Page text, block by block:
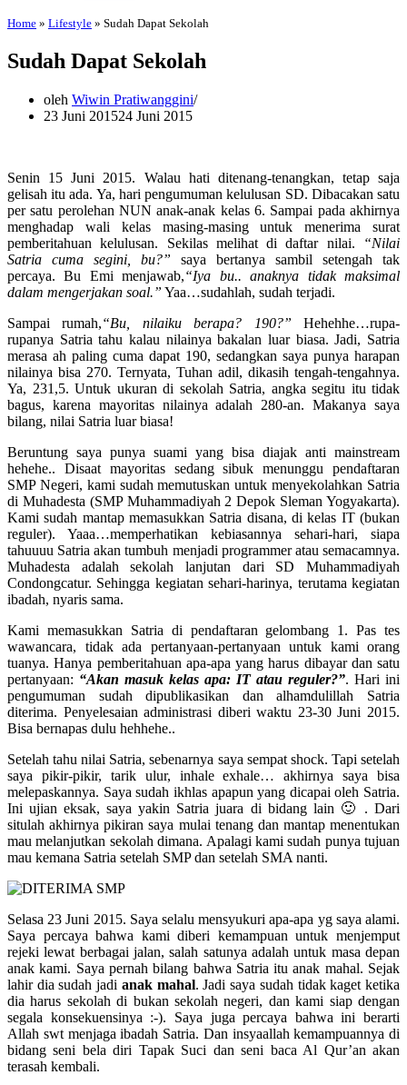
Home » Lifestyle » Sudah Dapat Sekolah
Sudah Dapat Sekolah
oleh Wiwin Pratiwanggini
23 Juni 201524 Juni 2015
Senin 15 Juni 2015. Walau hati ditenang-tenangkan, tetap saja
gelisah itu ada. Ya, hari pengumuman kelulusan SD. Dibacakan satu
per satu perolehan NUN anak-anak kelas 6. Sampai pada akhirnya
menghadap wali kelas masing-masing untuk menerima surat
pemberitahuan kelulusan. Sekilas melihat di daftar nilai.
“Nilai
Satria cuma segini, bu?” saya bertanya sambil setengah tak
percaya. Bu Emi menjawab,“Iya bu.. anaknya tidak maksimal
dalam mengerjakan soal.” Yaa…sudahlah, sudah terjadi.
Sampai rumah,“Bu, nilaiku berapa? 190?” Hehehhe…rupa-
rupanya Satria tahu kalau nilainya bakalan luar biasa. Jadi, Satria
merasa ah paling cuma dapat 190, sedangkan saya punya harapan
nilainya bisa 270. Ternyata, Tuhan adil, dikasih tengah-tengahnya.
Ya, 231,5. Untuk ukuran di sekolah Satria, angka segitu itu tidak
bagus, karena mayoritas nilainya adalah 280-an. Makanya saya
bilang, nilai Satria luar biasa!
Beruntung saya punya suami yang bisa diajak anti mainstream
hehehe.. Disaat mayoritas sedang sibuk menunggu pendaftaran
SMP Negeri, kami sudah memutuskan untuk menyekolahkan Satria
di Muhadesta (SMP Muhammadiyah 2 Depok Sleman Yogyakarta).
Kami sudah mantap memasukkan Satria disana, di kelas IT (bukan
reguler). Yaaa…memperhatikan kebiasannya sehari-hari, siapa
tahuuuu Satria akan tumbuh menjadi programmer atau semacamnya.
Muhadesta adalah sekolah lanjutan dari SD Muhammadiyah
Condongcatur. Sehingga kegiatan sehari-harinya, terutama kegiatan
ibadah, nyaris sama.
Kami memasukkan Satria di pendaftaran gelombang 1. Pas tes
wawancara, tidak ada pertanyaan-pertanyaan untuk kami orang
tuanya. Hanya pemberitahuan apa-apa yang harus dibayar dan satu
pertanyaan: “Akan masuk kelas apa: IT atau reguler?”. Hari ini
pengumuman sudah dipublikasikan dan alhamdulillah Satria
diterima. Penyelesaian administrasi diberi waktu 23-30 Juni 2015.
Bisa bernapas dulu hehhehe..
Setelah tahu nilai Satria, sebenarnya saya sempat shock. Tapi setelah
saya pikir-pikir, tarik ulur, inhale exhale… akhirnya saya bisa
melepaskannya. Saya sudah ikhlas apapun yang dicapai oleh Satria.
Ini ujian eksak, saya yakin Satria juara di bidang lain 🙂 . Dari
situlah akhirnya pikiran saya mulai tenang dan mantap menentukan
mau melanjutkan sekolah dimana. Apalagi kami sudah punya tujuan
mau kemana Satria setelah SMP dan setelah SMA nanti.
Selasa 23 Juni 2015. Saya selalu mensyukuri apa-apa yg saya alami.
Saya percaya bahwa kami diberi kemampuan untuk menjemput
rejeki lewat berbagai jalan, salah satunya adalah untuk masa depan
anak kami. Saya pernah bilang bahwa Satria itu anak mahal. Sejak
lahir dia sudah jadi anak mahal. Jadi saya sudah tidak kaget ketika
dia harus sekolah di bukan sekolah negeri, dan kami siap dengan
segala konsekuensinya :-). Saya juga percaya bahwa ini berarti
Allah swt menjaga ibadah Satria. Dan insyaallah kemampuannya di
bidang seni bela diri Tapak Suci dan seni baca Al Qur’an akan
terasah kembali.